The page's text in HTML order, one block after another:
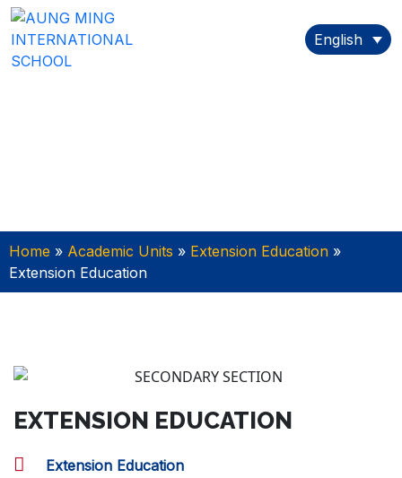
English
Home » Academic Units » Extension Education »
Extension Education
EXTENSION EDUCATION
Extension Education